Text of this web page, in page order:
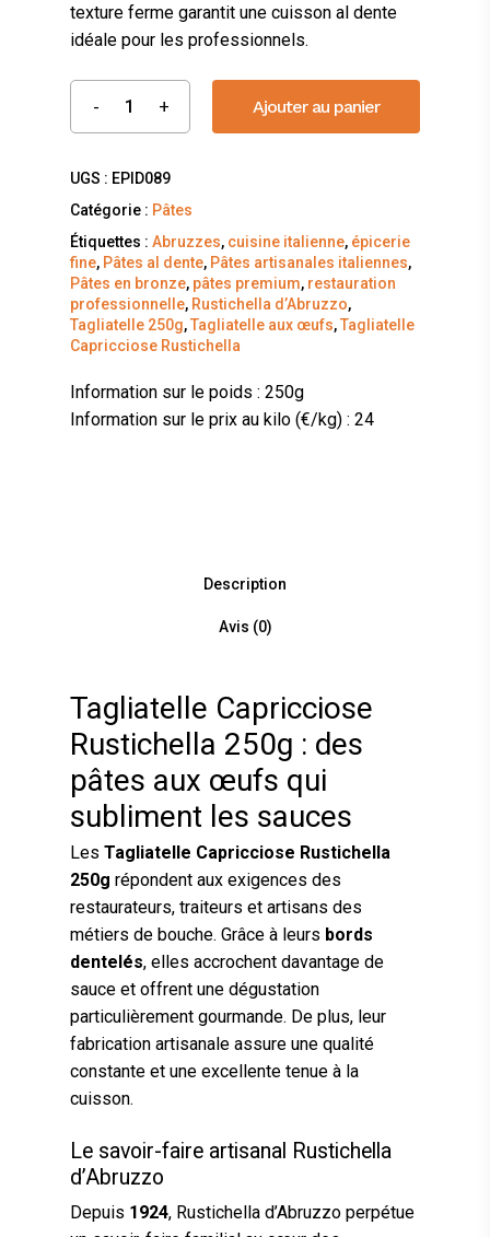
texture ferme garantit une cuisson al dente
idéale pour les professionnels.
Ajouter au panier
UGS : EPID089
Catégorie : Pâtes
Étiquettes : Abruzzes, cuisine italienne, épicerie
fine, Pâtes al dente, Pâtes artisanales italiennes,
Pâtes en bronze, pâtes premium, restauration
professionnelle, Rustichella d’Abruzzo,
Tagliatelle 250g,Tagliatelle aux œufs,Tagliatelle
Capricciose Rustichella
Information sur le poids : 250g
Information sur le prix au kilo (€/kg) : 24
Description
Avis (0)
Tagliatelle Capricciose
Rustichella 250g : des
pâtes aux œufs qui
subliment les sauces
Les Tagliatelle Capricciose Rustichella
250g répondent aux exigences des
restaurateurs, traiteurs et artisans des
métiers de bouche. Grâce à leurs bords
dentelés, elles accrochent davantage de
sauce et offrent une dégustation
particulièrement gourmande. De plus, leur
fabrication artisanale assure une qualité
constante et une excellente tenue à la
cuisson.
Le savoir-faire artisanal Rustichella
d’Abruzzo
Depuis 1924, Rustichella d’Abruzzo perpétue